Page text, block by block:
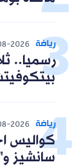
رياضة 2026
رسميا..
رياضة 2026
كواليس
سانشيز